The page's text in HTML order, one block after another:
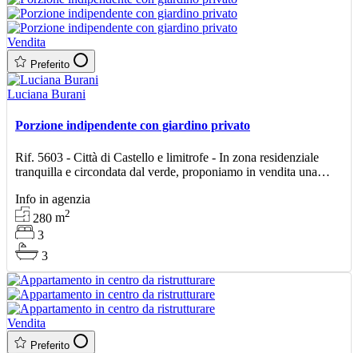
Vendita
Preferito
Luciana Burani
Porzione indipendente con giardino privato
Rif. 5603 - Città di Castello e limitrofe - In zona residenziale
tranquilla e circondata dal verde, proponiamo in vendita una
Info in agenzia
280m2
3
3
Vendita
Preferito